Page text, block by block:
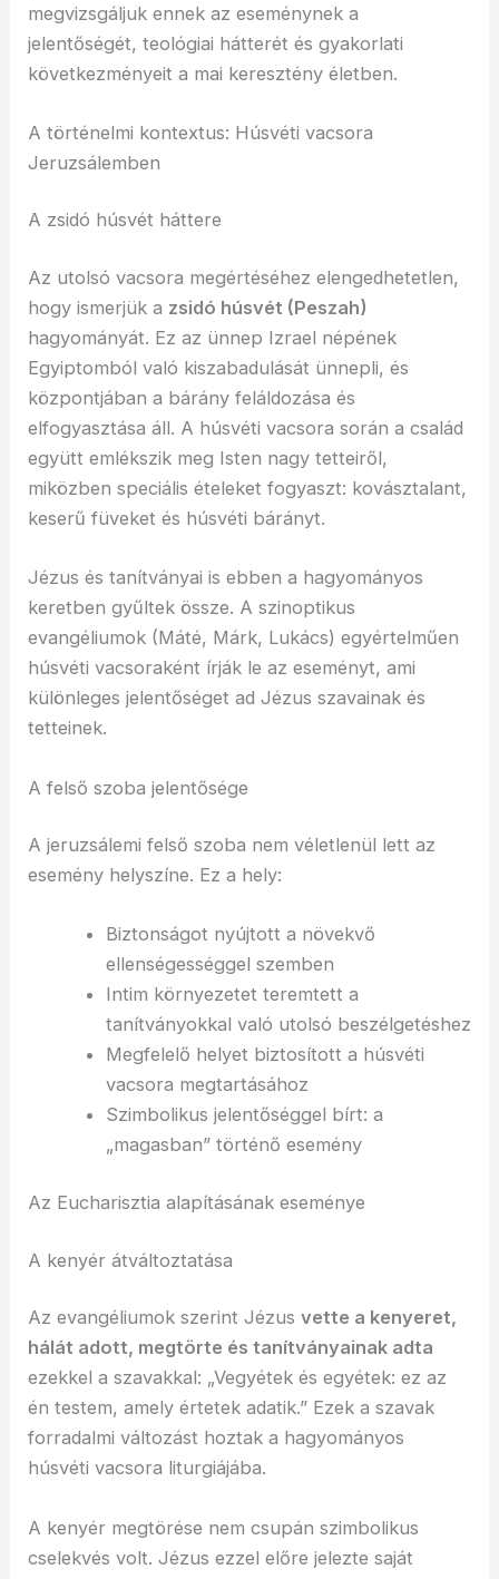
megvizsgáljuk ennek az eseménynek a
jelentőségét, teológiai hátterét és gyakorlati
következményeit a mai keresztény életben.
A történelmi kontextus: Húsvéti vacsora
Jeruzsálemben
A zsidó húsvét háttere
Az utolsó vacsora megértéséhez elengedhetetlen,
hogy ismerjük a zsidó húsvét (Peszah)
hagyományát. Ez az ünnep Izrael népének
Egyiptomból való kiszabadulását ünnepli, és
központjában a bárány feláldozása és
elfogyasztása áll. A húsvéti vacsora során a család
együtt emlékszik meg Isten nagy tetteiről,
miközben speciális ételeket fogyaszt: kovásztalant,
keserű füveket és húsvéti bárányt.
Jézus és tanítványai is ebben a hagyományos
keretben gyűltek össze. A szinoptikus
evangéliumok (Máté, Márk, Lukács) egyértelműen
húsvéti vacsoraként írják le az eseményt, ami
különleges jelentőséget ad Jézus szavainak és
tetteinek.
A felső szoba jelentősége
A jeruzsálemi felső szoba nem véletlenül lett az
esemény helyszíne. Ez a hely:
Biztonságot nyújtott a növekvő
ellenségességgel szemben
Intim környezetet teremtett a
tanítványokkal való utolsó beszélgetéshez
Megfelelő helyet biztosított a húsvéti
vacsora megtartásához
Szimbolikus jelentőséggel bírt: a
„magasban” történő esemény
Az Eucharisztia alapításának eseménye
A kenyér átváltoztatása
Az evangéliumok szerint Jézusvette a kenyeret,
hálát adott, megtörte és tanítványainak adta
ezekkel a szavakkal: „Vegyétek és egyétek: ez az
én testem, amely értetek adatik.” Ezek a szavak
forradalmi változást hoztak a hagyományos
húsvéti vacsora liturgiájába.
A kenyér megtörése nem csupán szimbolikus
cselekvés volt. Jézus ezzel előre jelezte saját